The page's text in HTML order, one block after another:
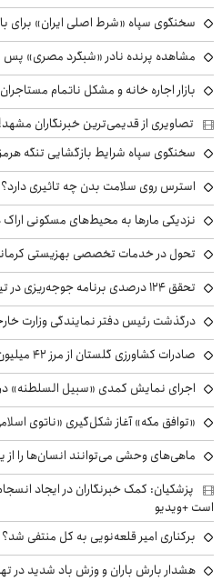
سخنگوی سپاه «شرط اصلی ایران» برای
مشاهده پرنده نادر «شبگرد مصری» پس از ۶۰ سال غیبت در
بازار اجاره خانه و مشکل ناتمام مستاجران
تصاویری از قدیمی‌ترین خبرنگاران مشهد!
سخنگوی سپاه شرایط بازگشایی تنگه هرمز
استرس روی سلامت بدن چه تاثیری دارد؟
نزدیکی مارها به محیط‌های مسکونی اراک
تحول در خدمات تخصصی بهزیستی کرمانشاه با
تحقق ۱۲۴ درصدی برنامه جوجه‌ریزی در تیرماه و جهش تولید مرغ در فارس
درگذشت رئیس دفتر نمایندگی وزارت
صادرات کشاورزی گلستان از مرز ۴۲ میلیون دلار گذشت
اجرای نمایش کمدی «سبیل السلطنه»
«توافق مکه» آغاز شکل‌گیری «ناتوی
ماهی‌های وحشی می‌توانند انسان‌ها را
پزشکیان: کمک خبرنگاران در ایجاد
است +ویدیو
برکناری امیر قلعه‌نویی به کل منتفی شد؟
هشدار بارش باران و وزش باد شدید در